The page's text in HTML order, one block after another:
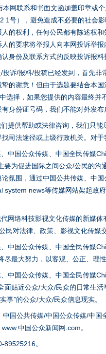
本网联系和书面文函加盖印章或
1号），避免造成不必要的社会
的权利，任何公民都有陈述权
的要求将举报人向本网投诉举
身份及联系方式的反映投诉报
投诉/报料/投稿已经发到，首先
的谢意！但由于选题要结合本
选择，如果您提供的内容最终
身份证号码，我们不能对外发
提供帮助或法律咨询，我们只
司法途径或上级行政机关。对
中国公众传媒、中国全民传媒
要为促进国际之间公众/公民的
氛围，通过中国公共传媒、中
system news等传媒网站架起政
网络科技影视文化传媒的新媒
民对法律、政策、影视文化传媒
中国公众传媒、中国全民传媒
尽最大努力，以客观、公正、理
中国公众传媒、中国全民传媒
面贴近公众/大众/民众的日常生
事”的公众/大众/民众信息现实。
国公共传媒/中国公众传媒/中国
中国公众新闻网.com。
。
药下症？
记警钟！